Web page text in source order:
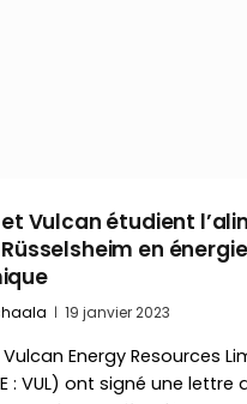
Vulcan étudient
Rüsselsheim en énergie
19 janvier 2023
Energy Resources
: VUL) ont signé une lettre